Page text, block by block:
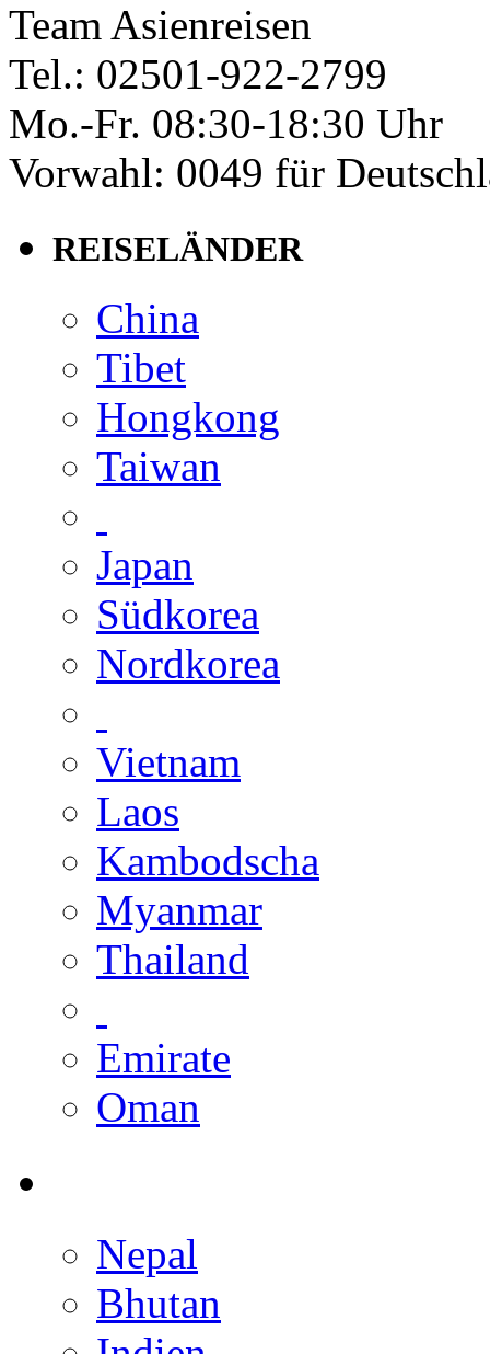
Team Asienreisen
Tel.: 02501-922-2799
Mo.-Fr. 08:30-18:30 Uhr
Vorwahl: 0049 für
REISELÄNDER
China
Tibet
Hongkong
Taiwan
Japan
Südkorea
Nordkorea
Vietnam
Laos
Kambodscha
Myanmar
Thailand
Emirate
Oman
Nepal
Bhutan